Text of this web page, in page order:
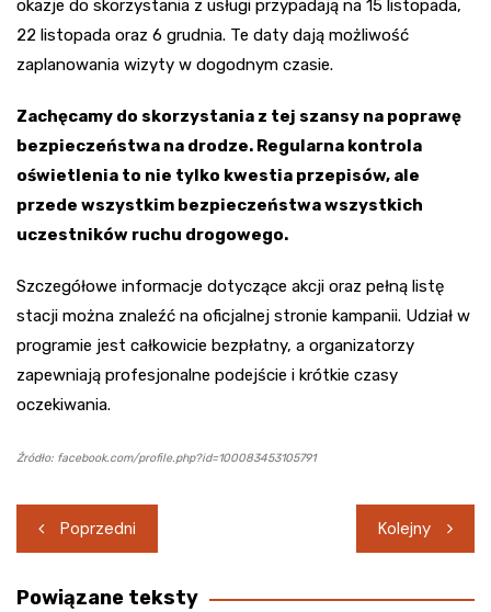
okazje do skorzystania z usługi przypadają na 15 listopada,
22 listopada oraz 6 grudnia. Te daty dają możliwość
zaplanowania wizyty w dogodnym czasie.
Zachęcamy do skorzystania z tej szansy na poprawę
bezpieczeństwa na drodze. Regularna kontrola
oświetlenia to nie tylko kwestia przepisów, ale
przede wszystkim bezpieczeństwa wszystkich
uczestników ruchu drogowego.
Szczegółowe informacje dotyczące akcji oraz pełną listę
stacji można znaleźć na oficjalnej stronie kampanii. Udział w
programie jest całkowicie bezpłatny, a organizatorzy
zapewniają profesjonalne podejście i krótkie czasy
oczekiwania.
Źródło: facebook.com/profile.php?id=100083453105791
Nawigacja
wpisu
Poprzedni Kolejny
Powiązane teksty